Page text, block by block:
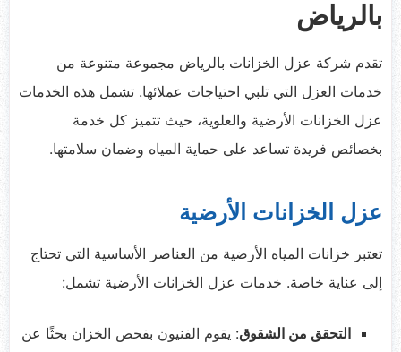
بالرياض
تقدم شركة عزل الخزانات بالرياض مجموعة متنوعة من
خدمات العزل التي تلبي احتياجات عملائها. تشمل هذه الخدمات
عزل الخزانات الأرضية والعلوية، حيث تتميز كل خدمة
بخصائص فريدة تساعد على حماية المياه وضمان سلامتها.
عزل الخزانات الأرضية
تعتبر خزانات المياه الأرضية من العناصر الأساسية التي تحتاج
إلى عناية خاصة. خدمات عزل الخزانات الأرضية تشمل:
التحقق من الشقوق: يقوم الفنيون بفحص الخزان بحثًا عن